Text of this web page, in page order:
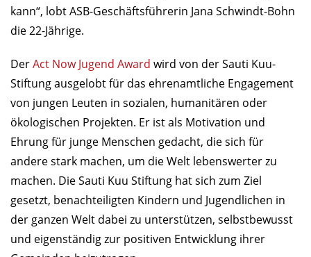
kann“, lobt ASB-Geschäftsführerin Jana Schwindt-Bohn
die 22-Jährige.
DerAct Now Jugend Award wird von der Sauti Kuu-
Stiftung ausgelobt für das ehrenamtliche Engagement
von jungen Leuten in sozialen, humanitären oder
ökologischen Projekten. Er ist als Motivation und
Ehrung für junge Menschen gedacht, die sich für
andere stark machen, um die Welt lebenswerter zu
machen. Die Sauti Kuu Stiftung hat sich zum Ziel
gesetzt, benachteiligten Kindern und Jugendlichen in
der ganzen Welt dabei zu unterstützen, selbstbewusst
und eigenständig zur positiven Entwicklung ihrer